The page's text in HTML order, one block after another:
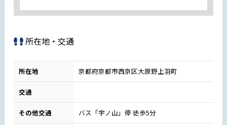
所在地・交通
所在地 京都府京都市西京区大原野上羽町
交通
その他交通 バス「宇ノ山」停 徒歩5分